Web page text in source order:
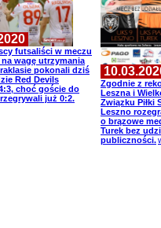
futsaliści w meczu
wagę utrzymania
pokonali dziś
Red Devils
choć goście do
już 0:2.
Zgodnie z
Leszna i
Związku Piłki
Leszno
o brązowe
Turek bez
publiczności.